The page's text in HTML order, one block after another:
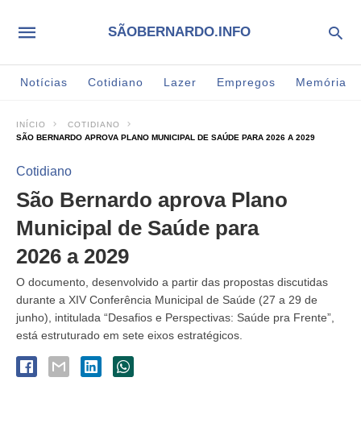
SÃOBERNARDO.INFO
Notícias Cotidiano Lazer Empregos Memória
INÍCIO
COTIDIANO
SÃO BERNARDO APROVA PLANO MUNICIPAL DE SAÚDE PARA 2026 A 2029
Cotidiano
São Bernardo aprova Plano
Municipal de Saúde para
2026 a 2029
O documento, desenvolvido a partir das propostas discutidas
durante a XIV Conferência Municipal de Saúde (27 a 29 de
junho), intitulada “Desafios e Perspectivas: Saúde pra Frente”,
está estruturado em sete eixos estratégicos.